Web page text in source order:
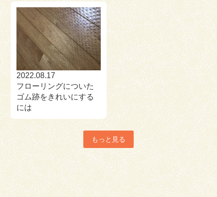
2022.08.17
フローリングについた
ゴム跡をきれいにする
には
もっと見る